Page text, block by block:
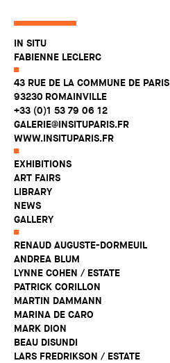
IN SITU
FABIENNE LECLERC
43 RUE DE LA COMMUNE DE PARIS
93230 ROMAINVILLE
+33 (0)1 53 79 06 12
GALERIE@INSITUPARIS.FR
WWW.INSITUPARIS.FR
EXHIBITIONS
ART FAIRS
LIBRARY
NEWS
GALLERY
RENAUD AUGUSTE-DORMEUIL
ANDREA BLUM
LYNNE COHEN / ESTATE
PATRICK CORILLON
MARTIN DAMMANN
MARINA DE CARO
MARK DION
BEAU DISUNDI
LARS FREDRIKSON / ESTATE